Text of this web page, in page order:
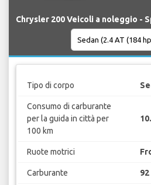
Chrysler 200 Veicoli a noleggio -
Tipo di corpo
Consumo di carburante
per la guida in città per
100 km
Ruote motrici
Carburante 92